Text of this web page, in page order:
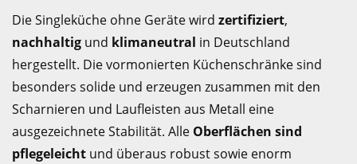
Die Singleküche ohne Geräte wird zertifiziert,
nachhaltig und klimaneutral in Deutschland
hergestellt. Die vormonierten Küchenschränke sind
besonders solide und erzeugen zusammen mit den
Scharnieren und Laufleisten aus Metall eine
ausgezeichnete Stabilität. Alle Oberflächen sind
pflegeleicht und überaus robust sowie enorm